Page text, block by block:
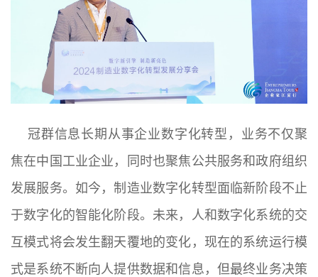
冠群信息长期从事企业数字化转型，业务不仅聚
焦在中国工业企业，同时也聚焦公共服务和政府组织
发展服务。如今，制造业数字化转型面临新阶段不止
于数字化的智能化阶段。未来，人和数字化系统的交
互模式将会发生翻天覆地的变化，现在的系统运行模
式是系统不断向人提供数据和信息，但最终业务决策